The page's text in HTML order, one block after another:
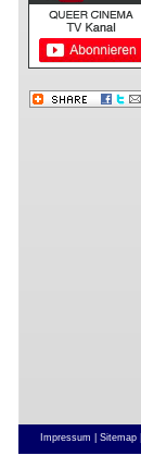
Impressum | Sitemap |